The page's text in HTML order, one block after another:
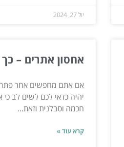
יול 27, 2024
אחסון אתרים –
אם אתם מחפשים אחר
יהיה כדאי לכם לשים לב
חכמה וסבלנית וזאת...
קרא עוד »